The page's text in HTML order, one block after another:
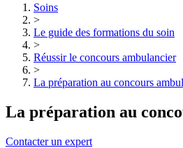
Soins
>
Le guide des formations du soin
>
Réussir le concours ambulancier
>
La préparation au concours
La préparation au
Contacter un expert